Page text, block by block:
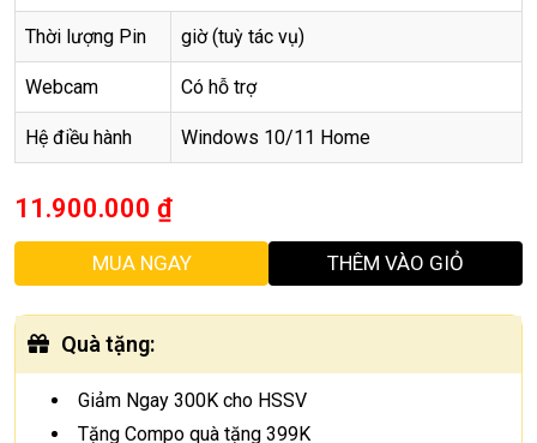
Thời lượng Pin giờ (tuỳ tác vụ)
Webcam Có hỗ trợ
Hệ điều hành Windows 10/11 Home
11.900.000 ₫
MUA NGAY THÊM VÀO GIỎ
Quà tặng:
Giảm Ngay 300K cho HSSV
Tặng Compo quà tặng 399K